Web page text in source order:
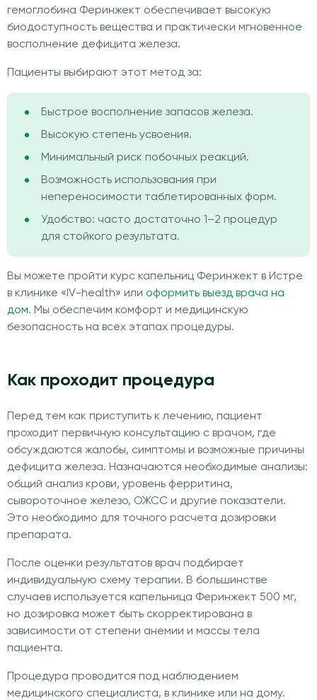
гемоглобина Феринжект обеспечивает высокую
биодоступность вещества и практически мгновенное
восполнение дефицита железа.
Пациенты выбирают этот метод за:
Быстрое восполнение запасов железа.
Высокую степень усвоения.
Минимальный риск побочных реакций.
Возможность использования при
непереносимости таблетированных форм.
Удобство: часто достаточно 1–2 процедур
для стойкого результата.
Вы можете пройти курс капельниц Феринжект в Истре
в клинике «IV-health» или оформить выезд врача на
дом. Мы обеспечим комфорт и медицинскую
безопасность на всех этапах процедуры.
Как проходит процедура
Перед тем как приступить к лечению, пациент
проходит первичную консультацию с врачом, где
обсуждаются жалобы, симптомы и возможные причины
дефицита железа. Назначаются необходимые анализы:
общий анализ крови, уровень ферритина,
сывороточное железо, ОЖСС и другие показатели.
Это необходимо для точного расчета дозировки
препарата.
После оценки результатов врач подбирает
индивидуальную схему терапии. В большинстве
случаев используется капельница Феринжект 500 мг,
но дозировка может быть скорректирована в
зависимости от степени анемии и массы тела
пациента.
Процедура проводится под наблюдением
медицинского специалиста, в клинике или на дому.